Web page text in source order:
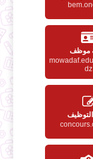
موظف
dz